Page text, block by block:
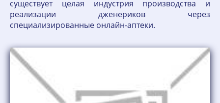
существует целая индустрия производства и
реализации дженериков через
специализированные онлайн-аптеки.